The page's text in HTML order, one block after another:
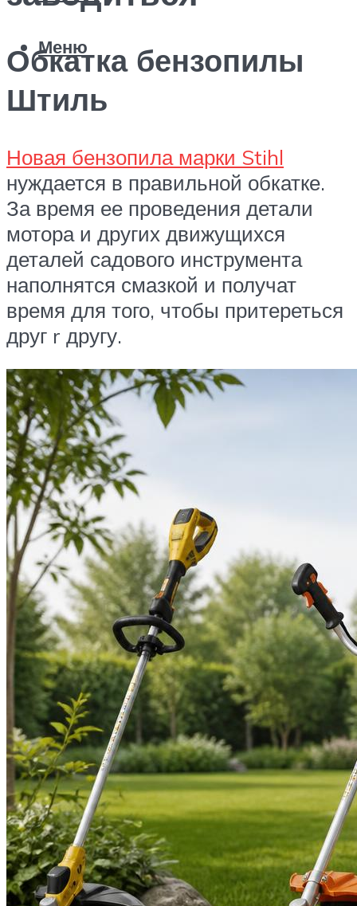
Меню
Обкатка бензопилы
Штиль
Новая бензопила марки Stihl
нуждается в правильной обкатке.
За время ее проведения детали
мотора и других движущихся
деталей садового инструмента
наполнятся смазкой и получат
время для того, чтобы притереться
друг r другу.